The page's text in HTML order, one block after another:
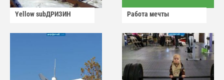
Yellow subДРИЗИН Работа мечты